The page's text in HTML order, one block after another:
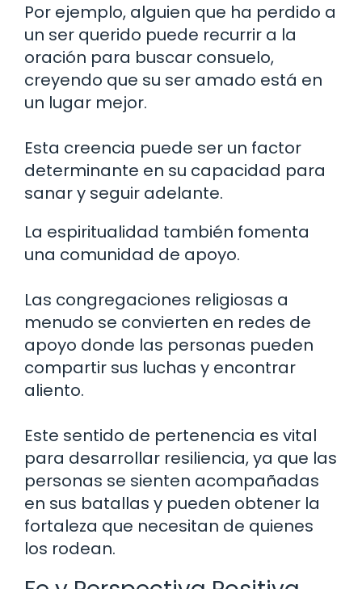
Por ejemplo, alguien que ha perdido a
un ser querido puede recurrir a la
oración para buscar consuelo,
creyendo que su ser amado está en
un lugar mejor.
Esta creencia puede ser un factor
determinante en su capacidad para
sanar y seguir adelante.
La espiritualidad también fomenta
una comunidad de apoyo.
Las congregaciones religiosas a
menudo se convierten en redes de
apoyo donde las personas pueden
compartir sus luchas y encontrar
aliento.
Este sentido de pertenencia es vital
para desarrollar resiliencia, ya que las
personas se sienten acompañadas
en sus batallas y pueden obtener la
fortaleza que necesitan de quienes
los rodean.